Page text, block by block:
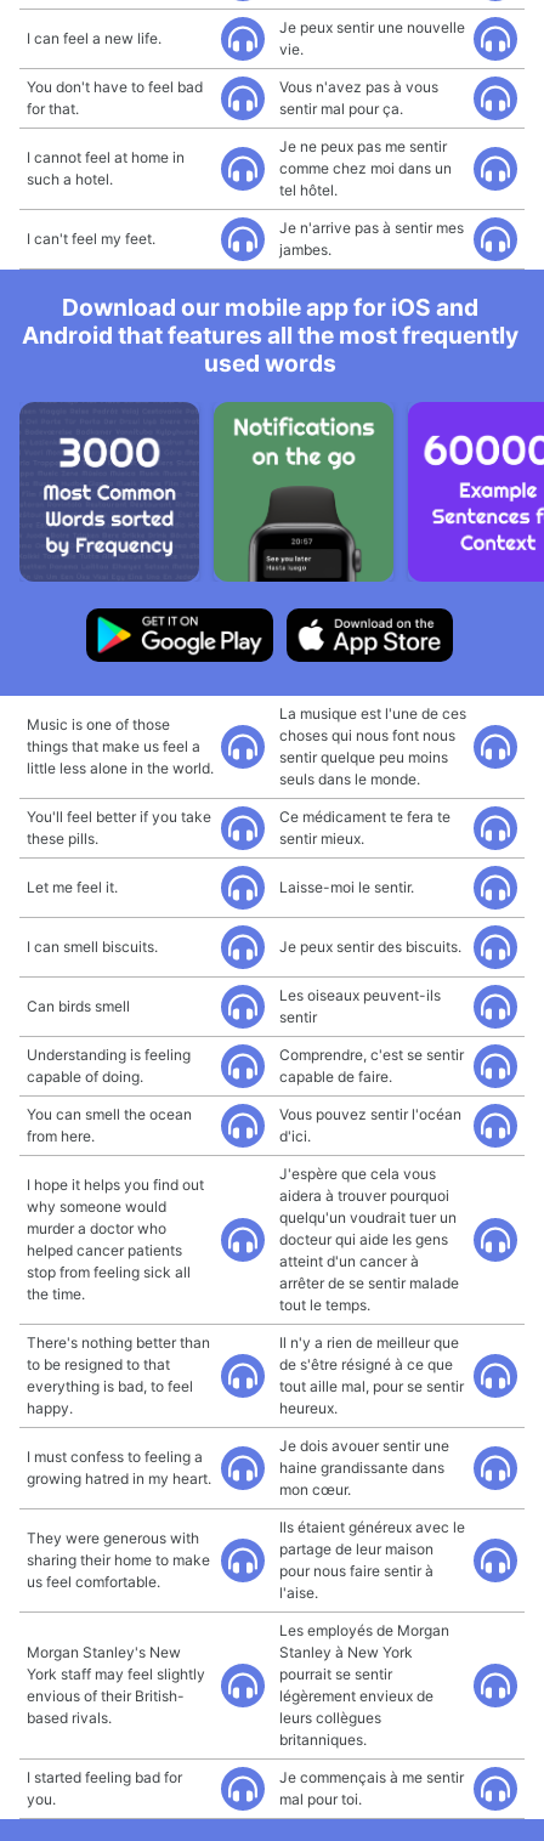
I can feel a new life.
Je peux sentir une nouvelle
vie.
You don't have to feel bad
for that.
Vous n'avez pas à vous
sentir mal pour ça.
I cannot feel at home in
such a hotel.
Je ne peux pas me sentir
comme chez moi dans un
tel hôtel.
I can't feel my feet.
Je n'arrive pas à sentir mes
jambes.
Download our mobile app for iOS and
Android that features all the most frequently
used words
Music is one of those
things that make us feel a
little less alone in the world.
La musique est l'une de ces
choses qui nous font nous
sentir quelque peu moins
seuls dans le monde.
You'll feel better if you take
these pills.
Ce médicament te fera te
sentir mieux.
Let me feel it. Laisse-moi le sentir.
I can smell biscuits. Je peux sentir des biscuits.
Can birds smell
Les oiseaux peuvent-ils
sentir
Understanding is feeling
capable of doing.
Comprendre, c'est se sentir
capable de faire.
You can smell the ocean
from here.
Vous pouvez sentir l'océan
d'ici.
I hope it helps you find out
why someone would
murder a doctor who
helped cancer patients
stop from feeling sick all
the time.
J'espère que cela vous
aidera à trouver pourquoi
quelqu'un voudrait tuer un
docteur qui aide les gens
atteint d'un cancer à
arrêter de se sentir malade
tout le temps.
There's nothing better than
to be resigned to that
everything is bad, to feel
happy.
Il n'y a rien de meilleur que
de s'être résigné à ce que
tout aille mal, pour se sentir
heureux.
I must confess to feeling a
growing hatred in my heart.
Je dois avouer sentir une
haine grandissante dans
mon cœur.
They were generous with
sharing their home to make
us feel comfortable.
Ils étaient généreux avec le
partage de leur maison
pour nous faire sentir à
l'aise.
Morgan Stanley's New
York staff may feel slightly
envious of their British-
based rivals.
Les employés de Morgan
Stanley à New York
pourrait se sentir
légèrement envieux de
leurs collègues
britanniques.
I started feeling bad for
you.
Je commençais à me sentir
mal pour toi.